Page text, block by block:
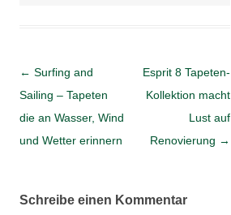
Artikel-Navigation
← Surfing and
Sailing – Tapeten
die an Wasser, Wind
und Wetter erinnern
Esprit 8 Tapeten-
Kollektion macht
Lust auf
Renovierung →
Schreibe einen Kommentar